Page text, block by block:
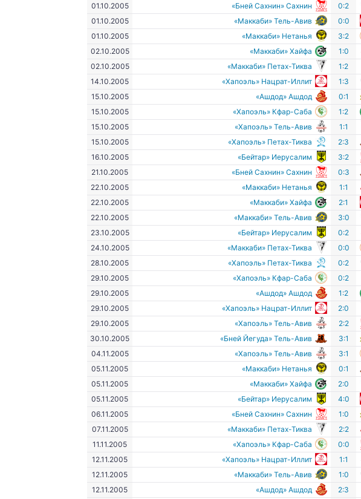
01.10.2005
«Бней Сахнин» Сахнин 0:2
01.10.2005
«Маккаби» Тель-Авив 0:0
01.10.2005
«Маккаби» Нетанья 3:2
02.10.2005
«Маккаби» Хайфа 1:0
02.10.2005
«Маккаби» Петах-Тиква 1:2
14.10.2005
«Хапоэль» Нацрат-Иллит 1:3
15.10.2005
«Ашдод» Ашдод 0:1
15.10.2005
«Хапоэль» Кфар-Саба 1:2
15.10.2005
«Хапоэль» Тель-Авив 1:1
15.10.2005
«Хапоэль» Петах-Тиква 2:3
16.10.2005
«Бейтар» Иерусалим 3:2
21.10.2005
«Бней Сахнин» Сахнин 0:3
22.10.2005
«Маккаби» Нетанья 1:1
22.10.2005
«Маккаби» Хайфа 2:1
22.10.2005
«Маккаби» Тель-Авив 3:0
23.10.2005
«Бейтар» Иерусалим 0:2
24.10.2005
«Маккаби» Петах-Тиква 0:0
28.10.2005
«Хапоэль» Петах-Тиква 0:2
29.10.2005
«Хапоэль» Кфар-Саба 0:2
29.10.2005
«Ашдод» Ашдод 1:2
29.10.2005
«Хапоэль» Нацрат-Иллит 2:0
29.10.2005
«Хапоэль» Тель-Авив 2:2
30.10.2005
«Бней Йегуда» Тель-Авив 3:1
04.11.2005
«Хапоэль» Тель-Авив 3:1
05.11.2005
«Маккаби» Нетанья 0:1
05.11.2005
«Маккаби» Хайфа 2:0
05.11.2005
«Бейтар» Иерусалим 4:0
06.11.2005
«Бней Сахнин» Сахнин 1:0
07.11.2005
«Маккаби» Петах-Тиква 2:2
11.11.2005
«Хапоэль» Кфар-Саба 0:0
12.11.2005
«Хапоэль» Нацрат-Иллит 1:1
12.11.2005
«Маккаби» Тель-Авив 1:0
12.11.2005
«Ашдод» Ашдод 2:3